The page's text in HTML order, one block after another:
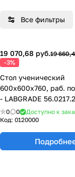
Все фильтры
19 070,68 руб.19
-3%
Стол ученический
600х600х760, раб.
- LABGRADE
0 0
Доступно к
Код: 0120000